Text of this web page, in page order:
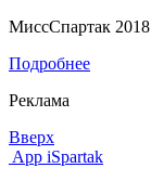
МиссСпартак 2018
Подробнее
Реклама
Вверх
App iSpartak